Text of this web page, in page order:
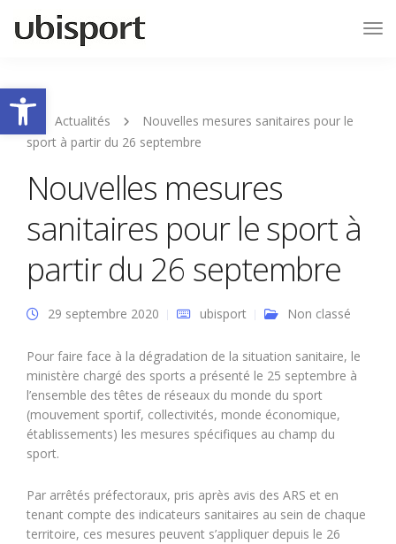
Ouvrir la barre d’outils
Actualités
Nouvelles mesures sanitaires pour le
sport à partir du 26 septembre
Nouvelles mesures
sanitaires pour le sport à
partir du 26 septembre
29 septembre 2020 ubisport Non classé
Pour faire face à la dégradation de la situation sanitaire, le
ministère chargé des sports a présenté le 25 septembre à
l’ensemble des têtes de réseaux du monde du sport
(mouvement sportif, collectivités, monde économique,
établissements) les mesures spécifiques au champ du
sport.
Par arrêtés préfectoraux, pris après avis des ARS et en
tenant compte des indicateurs sanitaires au sein de chaque
territoire, ces mesures peuvent s’appliquer depuis le 26